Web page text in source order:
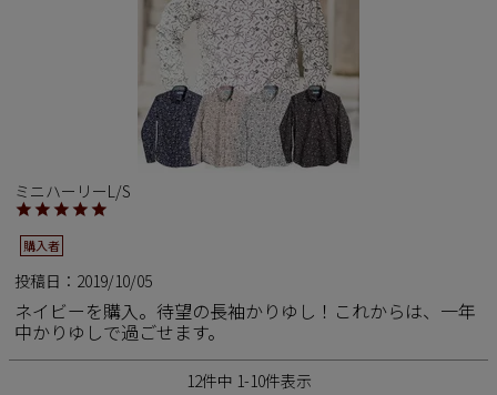
ミニハーリーL/S
購入者
投稿日 2019/10/05
ネイビーを購入。待望の長袖かりゆし！これからは、一年
中かりゆしで過ごせます。
12件中 1-10件表示